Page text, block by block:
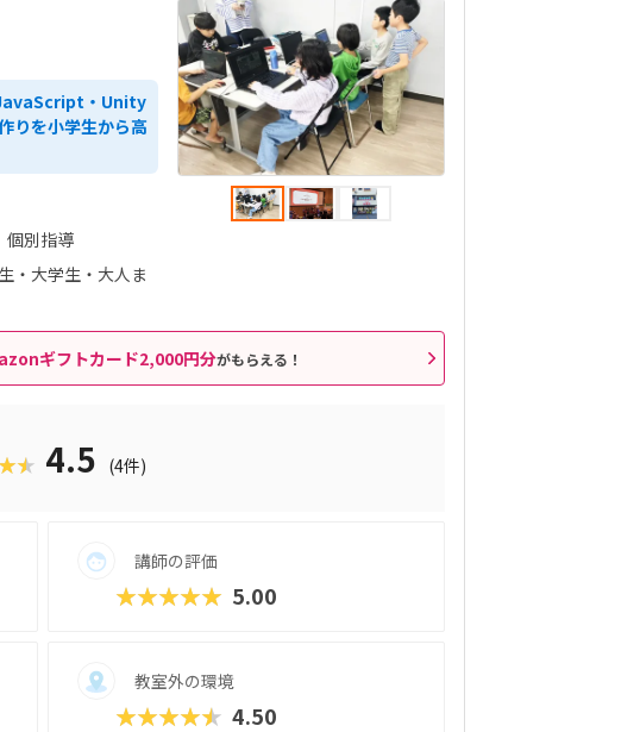
・Unity
りを小学生から高
個別指導
・大学生・大人ま
ギフトカード2,000円分がもらえる！
4.5 (4件)
講師の評価
★★★★★ 5.00
教室外の環境
★★★★★ 4.50